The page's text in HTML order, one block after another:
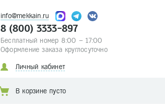
info@mekkain.ru
8 (800) 3333-897
Бесплатный номер 8:00 – 17:00
Оформление заказа круглосуточно
Личный кабинет
В корзине пусто